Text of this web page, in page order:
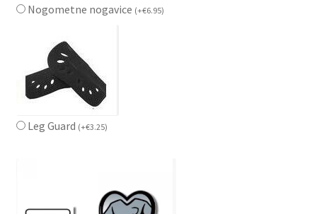
Nogometne nogavice (+€6.95)
Leg Guard (+€3.25)